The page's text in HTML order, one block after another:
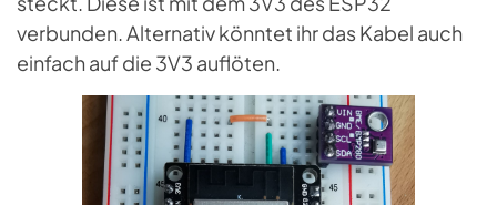
verbunden. Alternativ könntet ihr das Kabel auch
einfach auf die 3V3 auflöten.